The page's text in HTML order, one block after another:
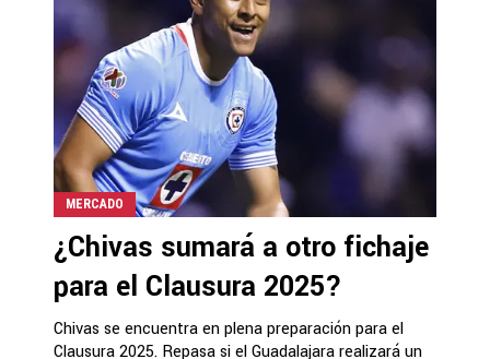
MERCADO
¿Chivas sumará a otro fichaje
para el Clausura 2025?
Chivas se encuentra en plena preparación para el
Clausura 2025. Repasa si el Guadalajara realizará un